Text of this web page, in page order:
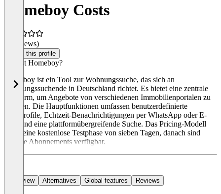
Homeboy Costs
(0 reviews)
Claim this profile
Was ist Homeboy?
Homeboy ist ein Tool zur Wohnungssuche, das sich an
Wohnungssuchende in Deutschland richtet. Es bietet eine zentrale
Plattform, um Angebote von verschiedenen Immobilienportalen zu
erhalten. Die Hauptfunktionen umfassen benutzerdefinierte
Suchprofile, Echtzeit-Benachrichtigungen per WhatsApp oder E-
Mail und eine plattformübergreifende Suche. Das Pricing-Modell
bietet eine kostenlose Testphase von sieben Tagen, danach sind
flexible Abonnements verfügbar.
Overview Alternatives Global features Reviews